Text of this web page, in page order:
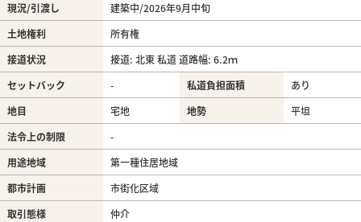
現況/引渡し
建築中/2026年9月中旬
土地権利
所有権
接道状況
接道: 北東 私道 道路幅: 6.2ｍ
セットバック
- 私道負担面積
あり
地目
宅地 地勢
平坦
法令上の制限
-
用途地域
第一種住居地域
都市計画
市街化区域
取引態様
仲介